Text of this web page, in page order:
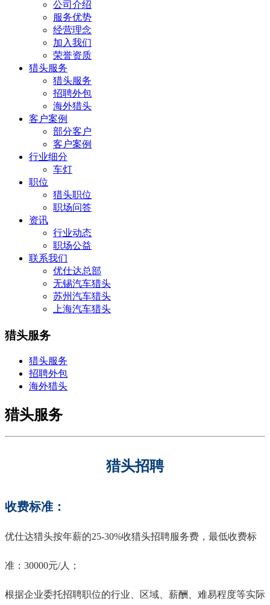
公司介绍
服务优势
经营理念
加入我们
荣誉资质
猎头服务
猎头服务
招聘外包
海外猎头
客户案例
部分客户
客户案例
行业细分
车灯
职位
猎头职位
职场问答
资讯
行业动态
职场公益
联系我们
优仕达总部
无锡汽车猎头
苏州汽车猎头
上海汽车猎头
猎头服务
猎头服务
招聘外包
海外猎头
猎头服务
猎头招聘
收费标准：
优仕达猎头按年薪的25-30%收猎头招聘服务费，最低收费标
准：30000元/人；
根据企业委托招聘职位的行业、区域、薪酬、难易程度等实际